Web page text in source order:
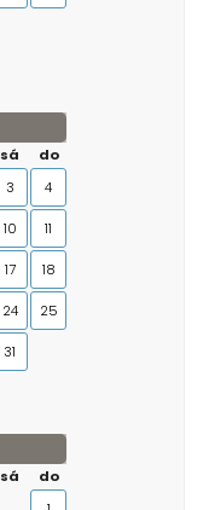
sá
do
3 4
10 11
17 18
24 25
31
sá
do